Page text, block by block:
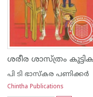
പി ടി ഭാസ്കര പണിക്കര്‍
Chintha Publications